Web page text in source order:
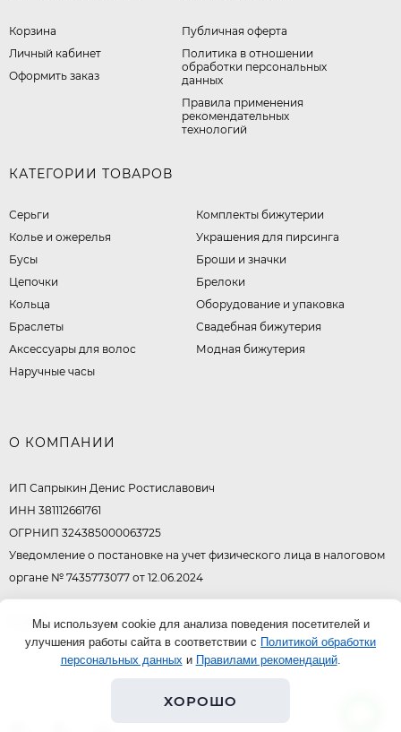
Корзина
Личный кабинет
Оформить заказ
Публичная оферта
​Политика в отношении
обработки персональных
данных
Правила применения
рекомендательных
технологий
КАТЕГОРИИ ТОВАРОВ
Серьги
Колье и ожерелья
Бусы
Цепочки
Кольца
Браслеты
Аксессуары для волос
Наручные часы
Комплекты бижутерии
Украшения для пирсинга
Броши и значки
Брелоки
Оборудование и упаковка
Свадебная бижутерия
Модная бижутерия
О КОМПАНИИ
ИП Сапрыкин Денис Ростиславович
ИНН 381112661761
ОГРНИП 324385000063725
Уведомление о постановке на учет физического лица в налоговом
органе № 7435773077 от 12.06.2024
© 2026Мы используем cookie для анализа поведения посетителей и
улучшения работы сайта в соответствии с Политикой обработки
персональных данных и Правилами рекомендаций.
ХОРОШО